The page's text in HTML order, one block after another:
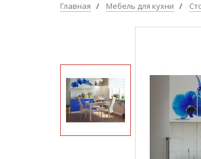
Главная Мебель для кухни